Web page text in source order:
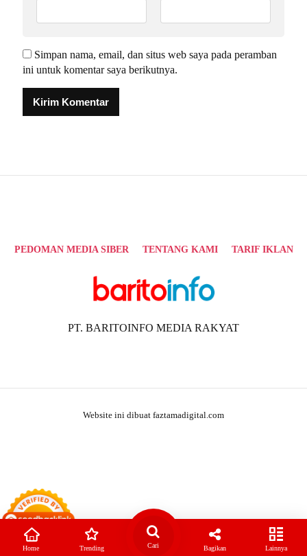
Simpan nama, email, dan situs web saya pada peramban
ini untuk komentar saya berikutnya.
PEDOMAN MEDIA SIBER TENTANG KAMI TARIF IKLAN
PT. BARITOINFO MEDIA RAKYAT
Website ini dibuat faztamadigital.com
Home Trending Cari Bagikan Lainnya